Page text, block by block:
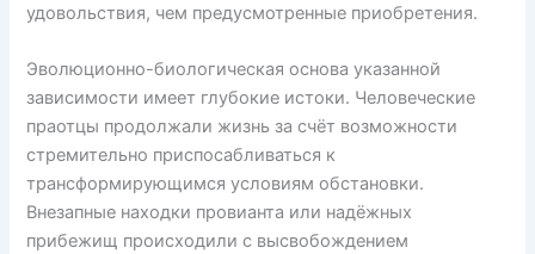
удовольствия, чем предусмотренные приобретения.
Эволюционно-биологическая основа указанной
зависимости имеет глубокие истоки. Человеческие
праотцы продолжали жизнь за счёт возможности
стремительно приспосабливаться к
трансформирующимся условиям обстановки.
Внезапные находки провианта или надёжных
прибежищ происходили с высвобождением